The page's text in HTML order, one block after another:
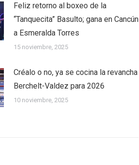
Feliz retorno al boxeo de la
“Tanquecita” Basulto; gana en Cancún
a Esmeralda Torres
15 noviembre, 2025
Créalo o no, ya se cocina la revancha
Berchelt-Valdez para 2026
10 noviembre, 2025